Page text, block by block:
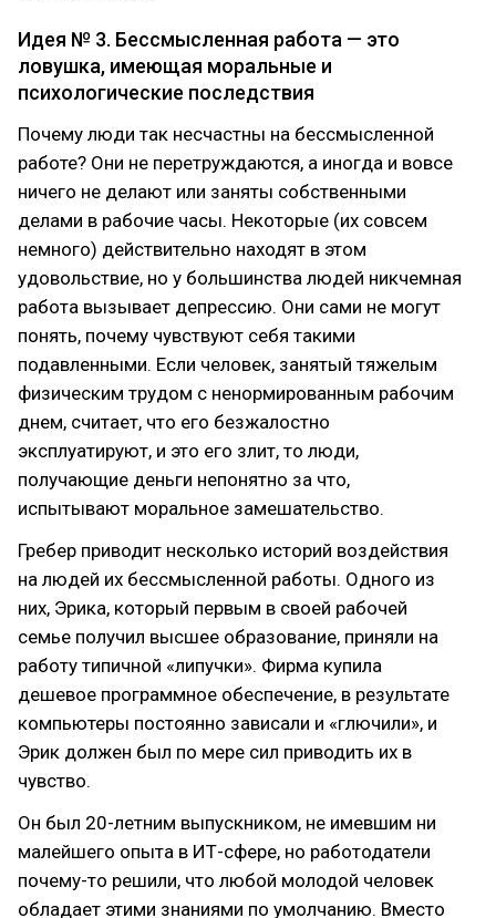
Идея № 3. Бессмысленная работа — это
ловушка, имеющая моральные и
психологические последствия
Почему люди так несчастны на бессмысленной
работе? Они не перетруждаются, а иногда и вовсе
ничего не делают или заняты собственными
делами в рабочие часы. Некоторые (их совсем
немного) действительно находят в этом
удовольствие, но у большинства людей никчемная
работа вызывает депрессию. Они сами не могут
понять, почему чувствуют себя такими
подавленными. Если человек, занятый тяжелым
физическим трудом с ненормированным рабочим
днем, считает, что его безжалостно
эксплуатируют, и это его злит, то люди,
получающие деньги непонятно за что,
испытывают моральное замешательство.
Гребер приводит несколько историй воздействия
на людей их бессмысленной работы. Одного из
них, Эрика, который первым в своей рабочей
семье получил высшее образование, приняли на
работу типичной «липучки». Фирма купила
дешевое программное обеспечение, в результате
компьютеры постоянно зависали и «глючили», и
Эрик должен был по мере сил приводить их в
чувство.
Он был 20-летним выпускником, не имевшим ни
малейшего опыта в ИТ-сфере, но работодатели
почему-то решили, что любой молодой человек
обладает этими знаниями по умолчанию. Вместо